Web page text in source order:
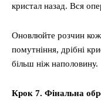
кристал назад. Вся
Оновлюйте розчин
помутніння, дрібні
більш ніж наполовину.
Крок 7. Фінальна